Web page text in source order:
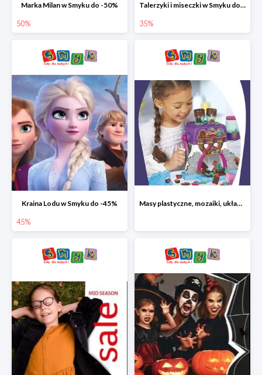
Marka Milan w Smyku do -50%
50%
Talerzyki i miseczki w Smyku do -35%
35%
Kraina Lodu w Smyku do -45%
45%
Masy plastyczne, mozaiki, układanki do -45%